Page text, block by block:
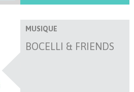
MUSIQUE
BOCELLI & FRIENDS